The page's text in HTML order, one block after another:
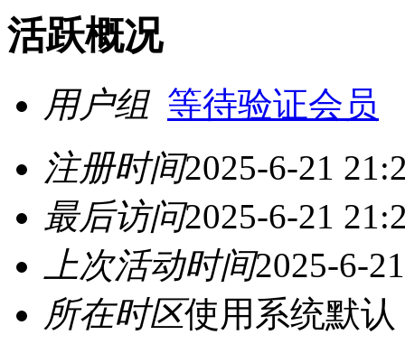
活跃概况
用户组 等待验证会员
注册时间2025-6-21
最后访问2025-6-21
上次活动时间2025-6-
所在时区使用系统默认